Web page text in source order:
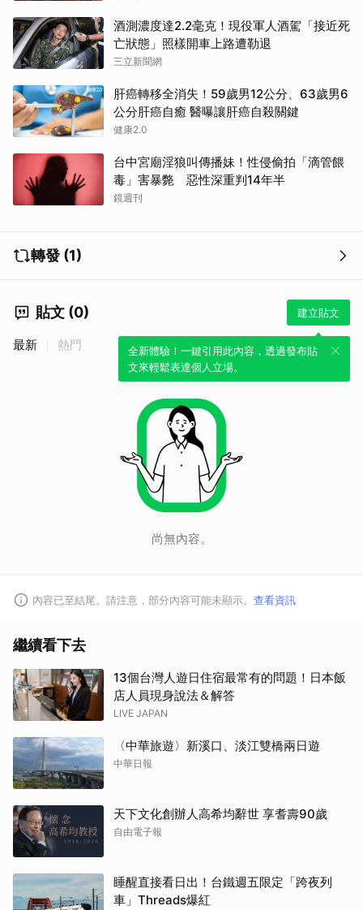
酒測濃度達2.2毫克！現役軍人酒駕「接近死
亡狀態」照樣開車上路遭勒退
三立新聞網
肝癌轉移全消失！59歲男12公分、63歲男6
公分肝癌自癒 醫曝讓肝癌自殺關鍵
健康2.0
台中宮廟淫狼叫傳播妹！性侵偷拍「滴管餵
毒」害暴斃 惡性深重判14年半
鏡週刊
轉發 (1)
貼文 (0) 建立貼文
全新體驗！一鍵引用此內容，透過發布貼
文來輕鬆表達個人立場。
最新 熱門
尚無內容。
內容已至結尾。請注意，部分內容可能未顯示。 查看資訊
繼續看下去
13個台灣人遊日住宿最常有的問題！日本飯
店人員現身說法＆解答
LIVE JAPAN
〈中華旅遊〉新溪口、淡江雙橋兩日遊
中華日報
天下文化創辦人高希均辭世 享耆壽90歲
自由電子報
睡醒直接看日出！台鐵週五限定「跨夜列
車」Threads爆紅